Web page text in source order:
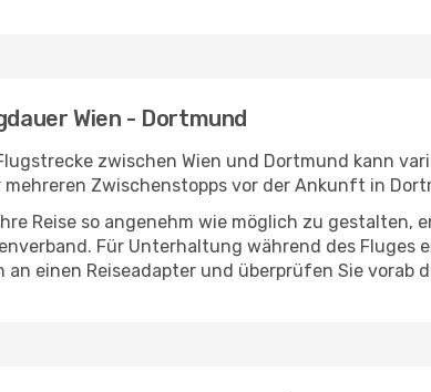
Wien - Dortmund
zwischen Wien und Dortmund kann
mehreren Zwischenstopps vor der Ankunft in
Reise so angenehm wie möglich zu gestalten,
Für Unterhaltung während des Fluges
an einen Reiseadapter und überprüfen Sie vorab